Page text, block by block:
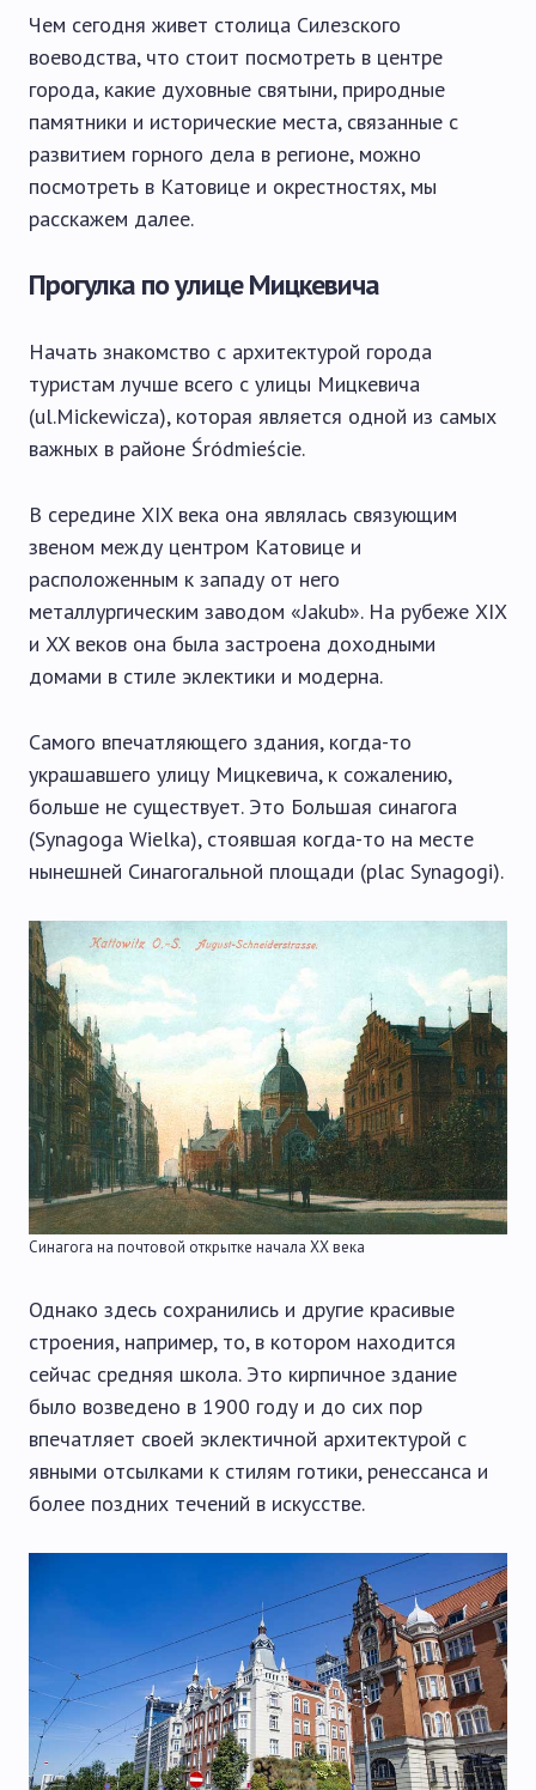
Чем сегодня живет столица Силезского
воеводства, что стоит посмотреть в центре
города, какие духовные святыни, природные
памятники и исторические места, связанные с
развитием горного дела в регионе, можно
посмотреть в Катовице и окрестностях, мы
расскажем далее.
Прогулка по улице Мицкевича
Начать знакомство с архитектурой города
туристам лучше всего с улицы Мицкевича
(ul.Mickewicza), которая является одной из самых
важных в районе Śródmieście.
В середине XIX века она являлась связующим
звеном между центром Катовице и
расположенным к западу от него
металлургическим заводом «Jakub». На рубеже XIX
и XX веков она была застроена доходными
домами в стиле эклектики и модерна.
Самого впечатляющего здания, когда-то
украшавшего улицу Мицкевича, к сожалению,
больше не существует. Это Большая синагога
(Synagoga Wielka), стоявшая когда-то на месте
нынешней Синагогальной площади (plac Synagogi).
Синагога на почтовой открытке начала XX века
Однако здесь сохранились и другие красивые
строения, например, то, в котором находится
сейчас средняя школа. Это кирпичное здание
было возведено в 1900 году и до сих пор
впечатляет своей эклектичной архитектурой с
явными отсылками к стилям готики, ренессанса и
более поздних течений в искусстве.